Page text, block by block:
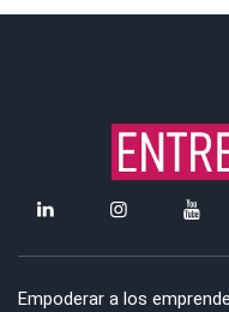
Empoderar a los